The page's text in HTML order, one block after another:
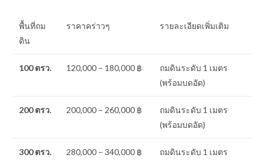
พื้นที่ถม
ดิน
ราคาคร่าวๆ รายละเอียดเพิ่มเติม
100 ตรว. 120,000 – 180,000 ฿
ถมดินระดับ 1 เมตร
(พร้อมบดอัด)
200 ตรว. 200,000 – 260,000 ฿
ถมดินระดับ 1 เมตร
(พร้อมบดอัด)
300 ตรว. 280,000 – 340,000 ฿
ถมดินระดับ 1 เมตร